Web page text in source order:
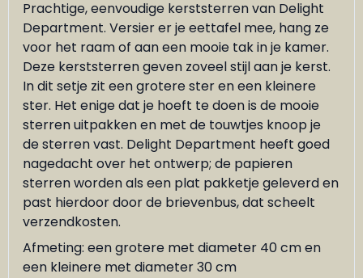
Prachtige, eenvoudige kerststerren van Delight
Department. Versier er je eettafel mee, hang ze
voor het raam of aan een mooie tak in je kamer.
Deze kerststerren geven zoveel stijl aan je kerst.
In dit setje zit een grotere ster en een kleinere
ster. Het enige dat je hoeft te doen is de mooie
sterren uitpakken en met de touwtjes knoop je
de sterren vast. Delight Department heeft goed
nagedacht over het ontwerp; de papieren
sterren worden als een plat pakketje geleverd en
past hierdoor door de brievenbus, dat scheelt
verzendkosten.
Afmeting: een grotere met diameter 40 cm en
een kleinere met diameter 30 cm